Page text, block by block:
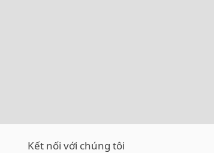
Kết nối với chúng tôi